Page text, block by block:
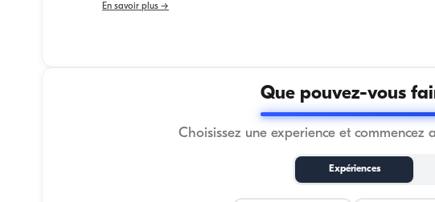
En savoir plus →
Que pouvez-vous
Choisissez une experience et
Expériences